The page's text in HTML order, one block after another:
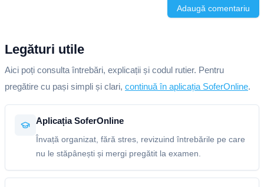
Adaugă comentariu
Legături utile
Aici poți consulta întrebări, explicații și codul rutier. Pentru
pregătire cu pași simpli și clari, continuă în aplicația SoferOnline.
Aplicația SoferOnline
Învață organizat, fără stres, revizuind întrebările pe care
nu le stăpânești și mergi pregătit la examen.